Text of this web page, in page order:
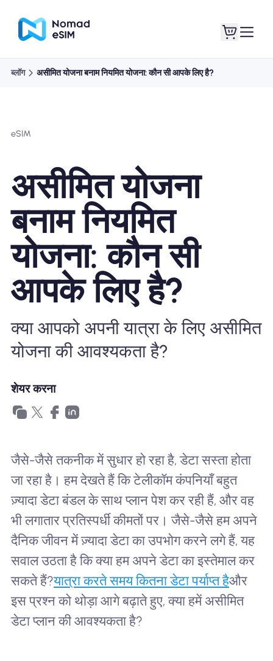
दुकान की योजना
ई-सिम के बारे में
खानाबदोश eSIM क्यों
eSIM का उपयोग करना
व्यापार के लिए
ब्लॉग असीमित योजना बनाम नियमित योजना: कौन सी आपके लिए है?
eSIM
असीमित योजना
बनाम नियमित
योजना: कौन सी
आपके लिए है?
क्या आपको अपनी यात्रा के लिए असीमित
योजना की आवश्यकता है?
शेयर करना
जैसे-जैसे तकनीक में सुधार हो रहा है, डेटा सस्ता होता
जा रहा है। हम देखते हैं कि टेलीकॉम कंपनियाँ बहुत
ज़्यादा डेटा बंडल के साथ प्लान पेश कर रही हैं, और वह
भी लगातार प्रतिस्पर्धी कीमतों पर। जैसे-जैसे हम अपने
दैनिक जीवन में ज़्यादा डेटा का उपभोग करने लगे हैं, यह
सवाल उठता है कि क्या हम अपने डेटा का इस्तेमाल कर
सकते हैं?यात्रा करते समय कितना डेटा पर्याप्त हैऔर
इस प्रश्न को थोड़ा आगे बढ़ाते हुए, क्या हमें असीमित
डेटा प्लान की आवश्यकता है?